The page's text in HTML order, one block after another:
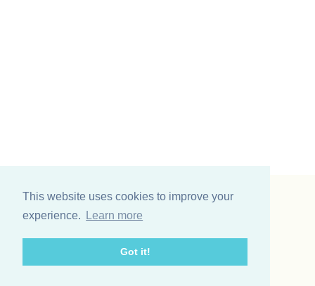
This website uses cookies to improve your
experience.
Learn more
Got it!
Vinding et co A/S
Telefon: +45 75 31 02 11